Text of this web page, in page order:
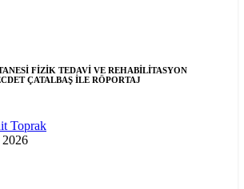
FİZİK TEDAVİ VE REHABİLİTASYON
ÇATALBAŞ İLE RÖPORTAJ
Toprak